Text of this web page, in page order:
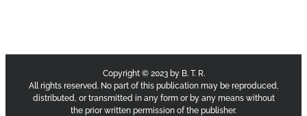
Copyright © 2023 by B. T. R.
All rights reserved. No part of this publication may be reproduced,
distributed, or transmitted in any form or by any means without
the prior written permission of the publisher.